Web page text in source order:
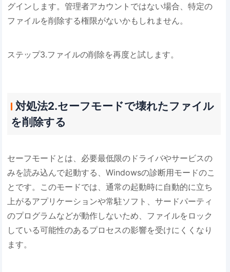
グインします。管理者アカウントではない場合、特定の
ファイルを削除する権限がないかもしれません。
ステップ3.ファイルの削除を再度と試します。
対処法2.セーフモードで壊れたファイル
を削除する
セーフモードとは、必要最低限のドライバやサービスの
みを読み込んで起動する、Windowsの診断用モードのこ
とです。このモードでは、通常の起動時に自動的に立ち
上がるアプリケーションや常駐ソフト、サードパーティ
のプログラムなどが動作しないため、ファイルをロック
している可能性のあるプロセスの影響を受けにくくなり
ます。